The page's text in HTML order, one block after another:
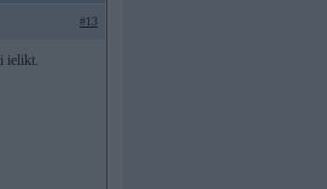
#13
ielikt.